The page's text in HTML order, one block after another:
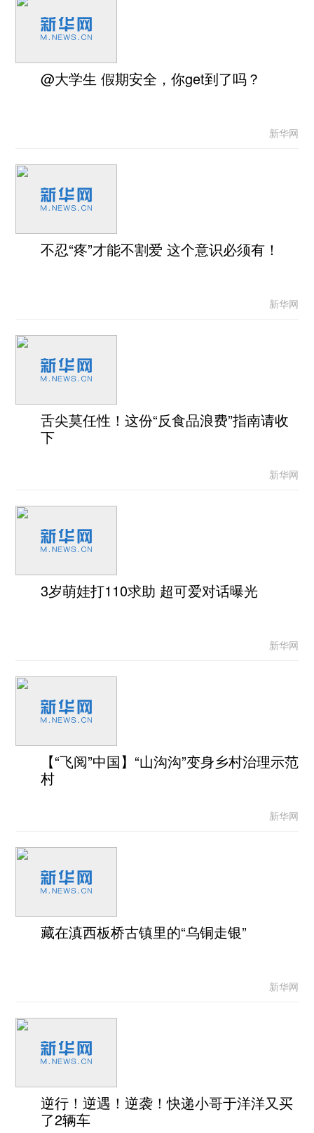
@大学生 假期安全，你get到了吗？
新华网
不忍“疼”才能不割爱 这个意识必须有！
新华网
舌尖莫任性！这份“反食品浪费”指南请收
下
新华网
3岁萌娃打110求助 超可爱对话曝光
新华网
【“飞阅”中国】“山沟沟”变身乡村治理示范
村
新华网
藏在滇西板桥古镇里的“乌铜走银”
新华网
逆行！逆遇！逆袭！快递小哥于洋洋又买
了2辆车